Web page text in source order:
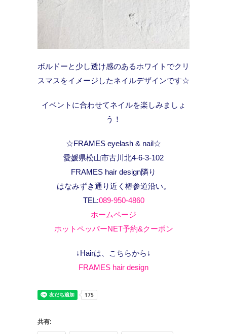
ボルドーと少し透け感のあるホワイトでクリ
スマスをイメージしたネイルデザインです☆
イベントに合わせてネイルを楽しみましょ
う！
☆FRAMES eyelash & nail☆
愛媛県松山市古川北4-6-3-102
FRAMES hair design隣り
はなみずき通り近く椿参道沿い。
TEL:089-950-4860
ホームページ
ホットペッパーNET予約&クーポン
↓Hairは、こちらから↓
FRAMES hair design
共有: